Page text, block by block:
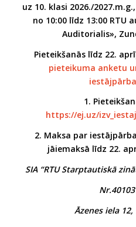
uz 10. klasi 2026./
no 10:00 līdz 13:00 RTU
Auditorialis»,
Pieteikšanās līdz 22.
pieteikuma anketu
1.
https://ej.uz/
2. Maksa par
jāiemaksā līdz 22.
SIA “RTU Starptautiskā
Āzenes iela 12,